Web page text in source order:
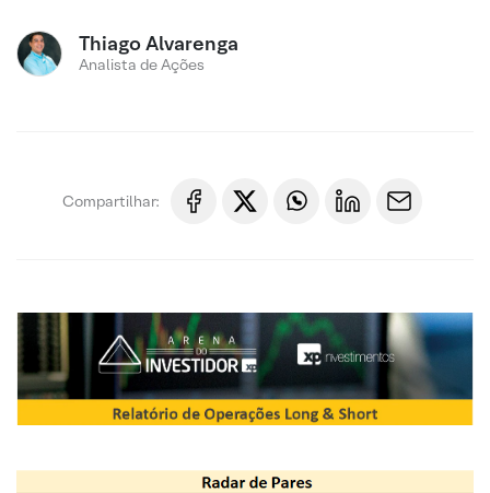
Thiago Alvarenga
Analista de Ações
Compartilhar: